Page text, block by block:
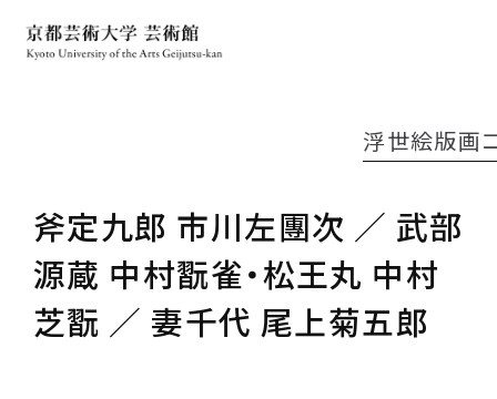
斧定九郎 市川左團次 ／ 武部
源蔵 中村翫雀・松王丸 中村
芝翫 ／ 妻千代 尾上菊五郎
浮世絵版画